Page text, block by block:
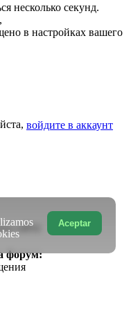
несколько секунд.
в настройках вашего
войдите в аккаунт
сайта
форум:
Aceptar